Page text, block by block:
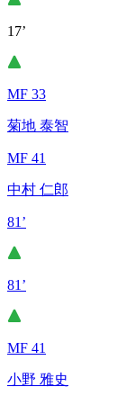
17’
MF 33
菊地 泰智
MF 41
中村 仁郎
81’
81’
MF 41
小野 雅史